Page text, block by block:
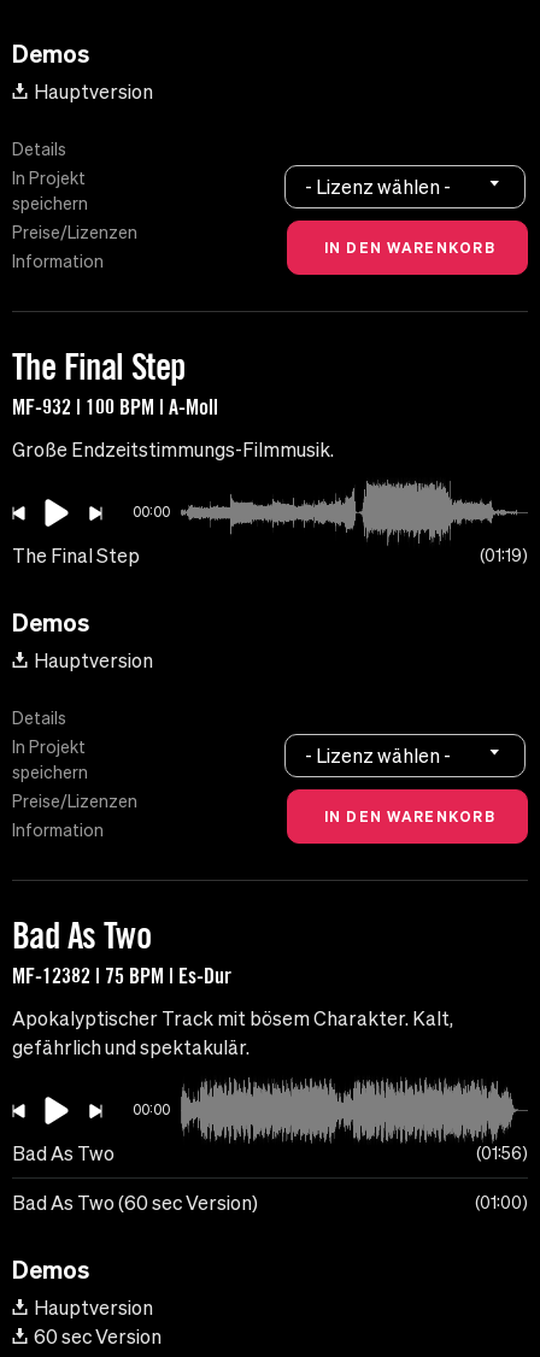
Demos
Hauptversion
Details
In Projekt
speichern
Preise/Lizenzen
Information
- Lizenz wählen -
The Final Step
MF-932 | 100 BPM | A-Moll
Große Endzeitstimmungs-Filmmusik.
00:00
The Final Step 01:19
Demos
Hauptversion
Details
In Projekt
speichern
Preise/Lizenzen
Information
- Lizenz wählen -
Bad As Two
MF-12382 | 75 BPM | Es-Dur
Apokalyptischer Track mit bösem Charakter. Kalt,
gefährlich und spektakulär.
00:00
Bad As Two 01:56
Bad As Two (60 sec Version) 01:00
Demos
Hauptversion
60 sec Version